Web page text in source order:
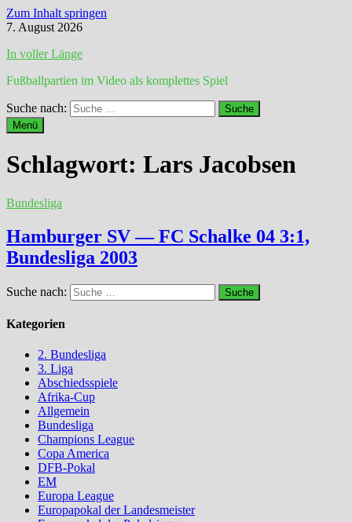
Zum Inhalt springen
7. August 2026
In voller Länge
Fußballpartien im Video als komplettes Spiel
Suche nach:
Menü
Schlagwort: Lars Jacobsen
Bundesliga
Hamburger SV — FC Schalke 04 3:1,
Bundesliga 2003
Suche nach:
Kategorien
2. Bundesliga
3. Liga
Abschiedsspiele
Afrika-Cup
Allgemein
Bundesliga
Champions League
Copa America
DFB-Pokal
EM
Europa League
Europapokal der Landesmeister